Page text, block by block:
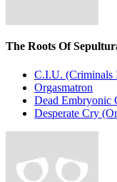
The Roots Of
C.I.U. (Criminals
Orgasmatron
Dead Embryonic
Desperate Cry